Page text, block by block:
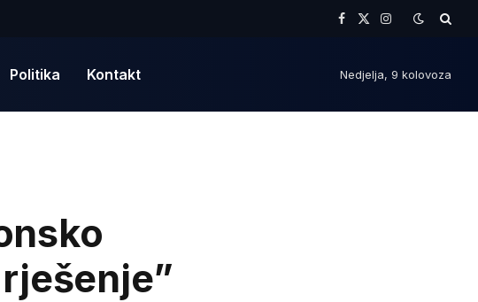
Facebook
X
Instagram
Politika Kontakt Nedjelja, 9 kolovoza